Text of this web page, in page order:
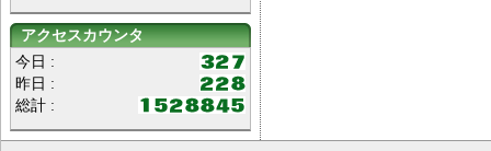
アクセスカウンタ
今日 :
昨日 :
総計 :